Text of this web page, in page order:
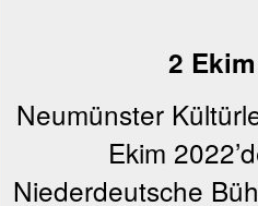
2
Neumünster
Ekim
Niederdeutsche